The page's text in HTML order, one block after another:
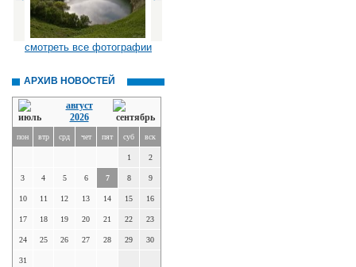
смотреть все фотографии
АРХИВ НОВОСТЕЙ
август
2026
пон втр срд чет пят суб вск
1 2
3 4 5 6 7 8 9
10 11 12 13 14 15 16
17 18 19 20 21 22 23
24 25 26 27 28 29 30
31